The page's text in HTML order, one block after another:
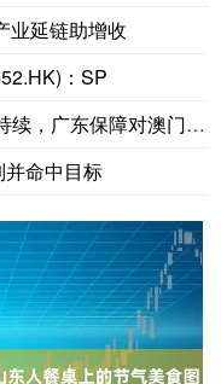
业延链助增收
：SP
东保障对澳门供电稳定
命中目标